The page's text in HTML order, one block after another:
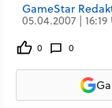
GameStar
05.04.2007 |
0 0